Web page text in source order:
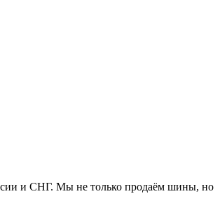
и СНГ. Мы не только продаём шины, но